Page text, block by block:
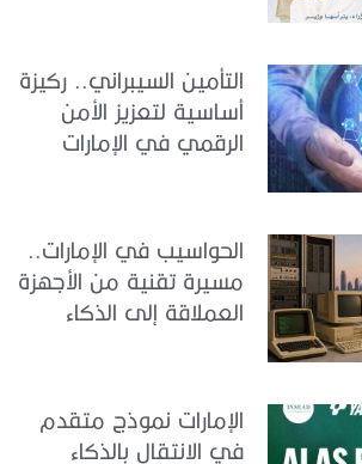
التأمين السيبراني.. ركيزة
أساسية لتعزيز الأمن
الرقمي في الإمارات
الحواسيب في الإمارات..
مسيرة تقنية من الأجهزة
العملاقة إلى الذكاء
الإمارات نموذج متقدم
في الانتقال بالذكاء